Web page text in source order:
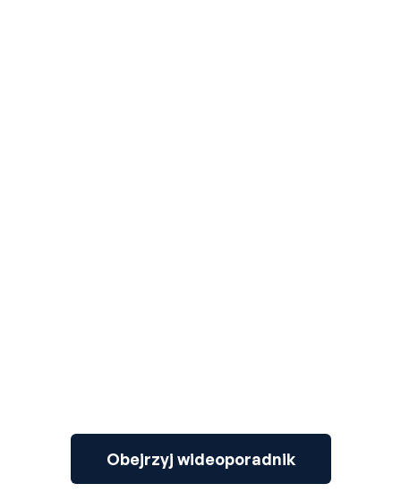
Obejrzyj wideoporadnik